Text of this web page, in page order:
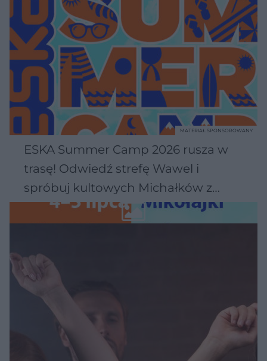
ESKA Summer Camp 2026 rusza w
trasę! Odwiedź strefę Wawel i
spróbuj kultowych Michałków z
Wawelu
MATERIAŁ SPONSOROWANY